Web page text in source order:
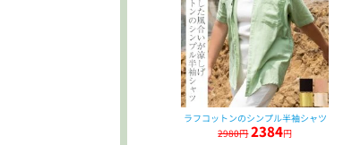
ラフコットンのシンプル半袖シャツ
2980円2384円